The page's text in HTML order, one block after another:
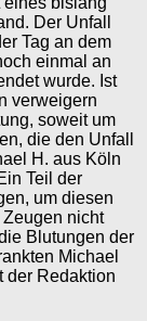
Der Unfall
Tag an dem
einmal an
wurde. Ist
verweigern
soweit um
die den Unfall
H. aus Köln
Teil der
um diesen
nicht
Blutungen der
Michael
der Redaktion